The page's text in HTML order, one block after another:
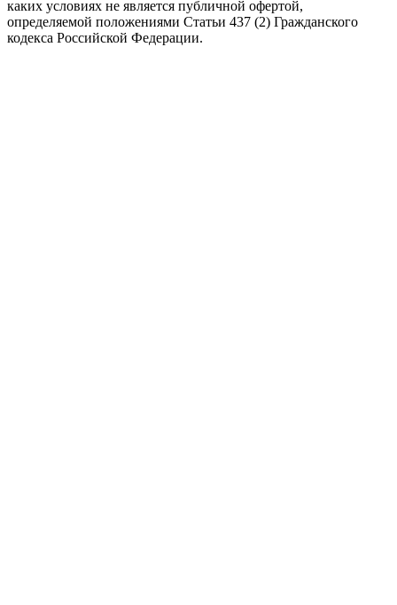
каких условиях не является публичной офертой,
определяемой положениями Статьи 437 (2) Гражданского
кодекса Российской Федерации.